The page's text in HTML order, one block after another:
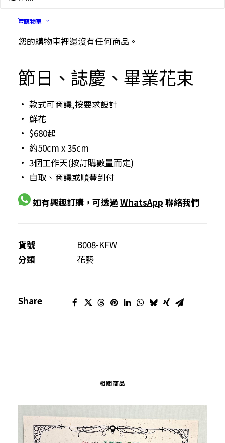
購物車
您的購物車裡還沒有任何商品。
節日、誌慶、畢業花束
• 款式可商議,按要求設計
• 鮮花
• $680起
• 約50cm x 35cm
• 3個工作天(按訂購數量而定)
• 自取、商議或順豐到付
如有興趣訂購，可透過WhatsApp 聯絡我們
貨號
B008-KFW
分類
花藝
Share
相關商品